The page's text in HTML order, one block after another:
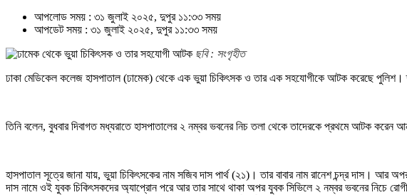
আপলোড সময় : ৩১ জুলাই ২০২৫, দুপুর ১১:৩৩ সময়
আপডেট সময় : ৩১ জুলাই ২০২৫, দুপুর ১১:৩৩ সময়
ছবি : সংগৃহীত
ঢাকা মেডিকেল কলেজ হাসপাতাল (ঢামেক) থেকে এক ভুয়া চিকিৎসক ও তার এক সহযোগীকে আটক করেছে পুলিশ।
তিনি বলেন, বুধবার দিবাগত মধ্যরাতে হাসপাতালের ২ নম্বর ভবনের নিচ তলা থেকে তাদেরকে প্রথমে আটক করেন
হাসপাতাল সূত্রে জানা যায়, ভুয়া চিকিৎসকের নাম সজিব দাস পার্থ (২১)। তার বাবার নাম রানেশ চন্দ্র দাস। আর
দাস নামে ওই যুবক চিকিৎসকদের অ্যাপ্রোন পরে আর তার সাথে থাকা অপর যুবক সিভিলে ২ নম্বর ভবনের নিচে